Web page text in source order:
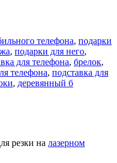
телефона, подарки
, подарки для него,
для телефона, брелок,
телефона, подставка для
, деревянный б
резки на лазерном